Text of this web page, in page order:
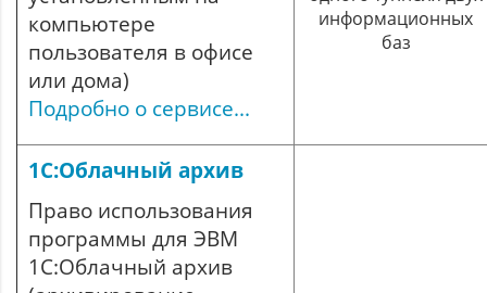
компьютере
пользователя в офисе
или дома)
Подробно о сервисе...
информационных
баз
1С:Облачный архив
Право использования
программы для ЭВМ
1С:Облачный архив